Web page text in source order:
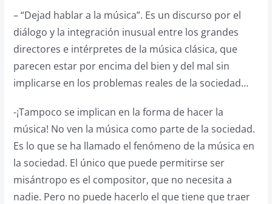
– “Dejad hablar a la música”. Es un discurso por el
diálogo y la integración inusual entre los grandes
directores e intérpretes de la música clásica, que
parecen estar por encima del bien y del mal sin
implicarse en los problemas reales de la sociedad…
-¡Tampoco se implican en la forma de hacer la
música! No ven la música como parte de la sociedad.
Es lo que se ha llamado el fenómeno de la música en
la sociedad. El único que puede permitirse ser
misántropo es el compositor, que no necesita a
nadie. Pero no puede hacerlo el que tiene que traer